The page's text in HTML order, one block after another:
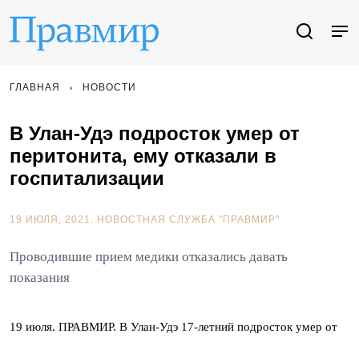
ГЛАВНАЯ НОВОСТИ
В Улан-Удэ подросток умер от
перитонита, ему отказали в
госпитализации
19 ИЮЛЯ, 2021. НОВОСТНАЯ СЛУЖБА "ПРАВМИР"
Проводившие прием медики отказались давать
показания
19 июля. ПРАВМИР. В Улан-Удэ 17-летний подросток умер от